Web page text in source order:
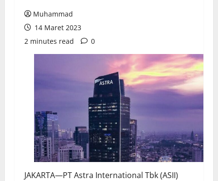
Muhammad
14 Maret 2023
2 minutes read
0
JAKARTA—PT Astra International Tbk (ASII)